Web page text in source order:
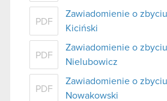
PDF
Zawiadomienie o
Kiciński
PDF
Zawiadomienie o
Nielubowicz
PDF
Zawiadomienie o
Nowakowski